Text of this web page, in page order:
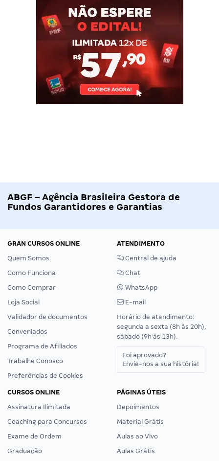
ABGF – Agência Brasileira Gestora de
Fundos Garantidores e Garantias
GRAN CURSOS ONLINE
Quem Somos
Como Funciona
Como Comprar
Loja Social
Validador de documentos
Conveniados
Programa de Afiliados
Trabalhe Conosco
Preferências de Cookies
ATENDIMENTO
Central de ajuda
Chat
WhatsApp
E-mail
Horário de atendimento:
segunda a sexta (8h às 20h),
sábado (9h às 13h).
Foi aprovado?
Envie-nos a sua história!
CURSOS ONLINE
Assinatura Ilimitada
Coaching para Concursos
Exame de Ordem
Graduação
PÁGINAS ÚTEIS
Depoimentos
Material Grátis
Aulas ao Vivo
Aulas Grátis